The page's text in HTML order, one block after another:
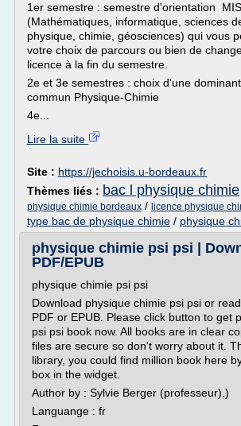
1er semestre : semestre d'orientation
(Mathématiques, informatique, sciences
physique, chimie, géosciences) qui vous
votre choix de parcours ou bien de
licence à la fin du semestre.
2e et 3e semestres : choix d'une
commun Physique-Chimie
4e...
Lire la suite
Site : https://jechoisis.u-bordeaux.fr
Thèmes liés : bac l physique chimie
physique chimie bordeaux / licence physique
type bac de physique chimie / physique
physique chimie psi psi |
PDF/EPUB
physique chimie psi psi
Download physique chimie psi psi or
PDF or EPUB. Please click button to get
psi psi book now. All books are in clear
files are secure so don't worry about it.
library, you could find million book here
box in the widget.
Author by : Sylvie Berger (professeur).)
Languange : fr